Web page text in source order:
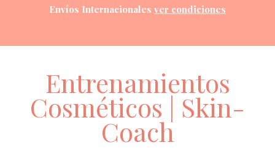
Envíos Internacionales ver condiciones
Entrenamientos
Cosméticos | Skin-
Coach